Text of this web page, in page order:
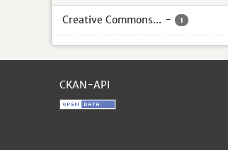
Creative Commons... - 1
CKAN-API